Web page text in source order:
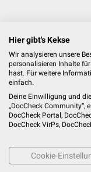
Hier gibt's Kekse
Wir analysieren unsere
personalisieren Inhalte
hast. Für weitere
einfach.
Deine Einwilligung und
„DocCheck Community“,
DocCheck Portal,
DocCheck VirPs,
Cookie-